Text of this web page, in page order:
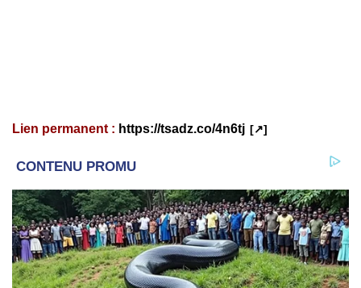
Lien permanent : https://tsadz.co/4n6tj